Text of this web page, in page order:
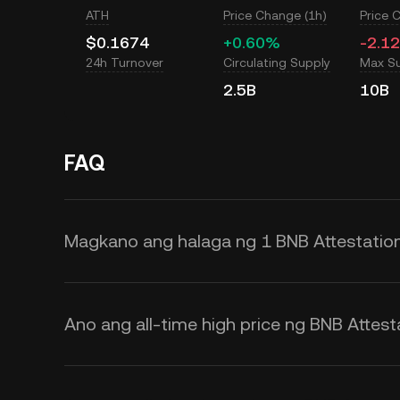
ATH
$0.1674
Price Change (1h)
+0.60%
Price
-
24h Turnover Circulating Supply
2.5B
Max
10B
FAQ
Magkano ang halaga ng 1 BNB
Nagbibigay ang KuCoin ng mga
Attestation Service (BAS). Ang
Ano ang all-time high price ng BNB